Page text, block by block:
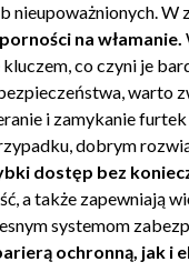
nieupoważnionych.
na włamanie.
co czyni je
warto
i zamykanie
dobrym
dostęp bez
a także zapewniają
systemom
ochronną, jak i